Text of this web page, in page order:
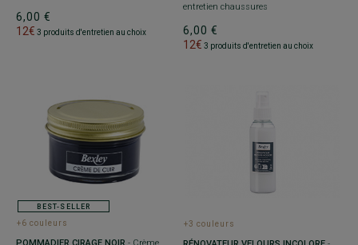
6,00 €
12€ 3 produits d'entretien au choix
entretien chaussures
6,00 €
12€ 3 produits d'entretien au choix
BEST-SELLER
+6 couleurs +3 couleurs